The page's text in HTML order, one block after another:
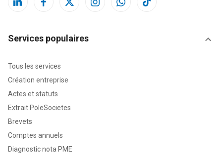
Services populaires
Tous les services
Création entreprise
Actes et statuts
Extrait PoleSocietes
Brevets
Comptes annuels
Diagnostic nota PME